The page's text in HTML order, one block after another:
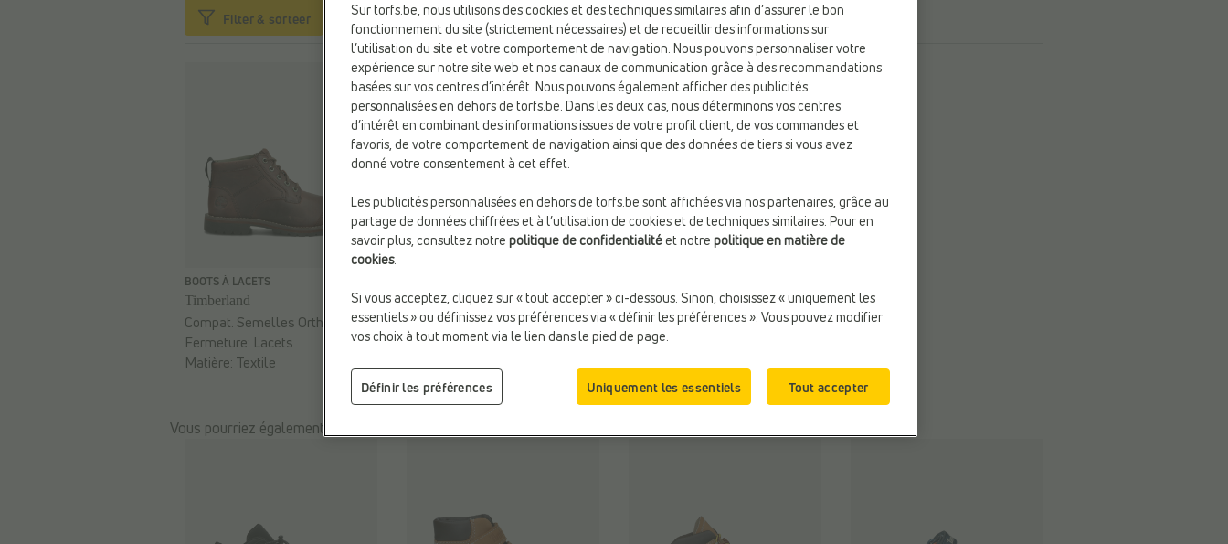
Filter & sorteer
BOOTS À LACETS
Timberland
Compat. Semelles Ortho.:
Oui
Fermeture: Lacets
Matière: Textile
Vous pourriez également être intéressé par
Sur torfs.be, nous utilisons des cookies et des techniques similaires afin d’assurer le bon
fonctionnement du site (strictement nécessaires) et de recueillir des informations sur
l’utilisation du site et votre comportement de navigation. Nous pouvons personnaliser votre
expérience sur notre site web et nos canaux de communication grâce à des recommandations
basées sur vos centres d’intérêt. Nous pouvons également afficher des publicités
personnalisées en dehors de torfs.be. Dans les deux cas, nous déterminons vos centres
d’intérêt en combinant des informations issues de votre profil client, de vos commandes et
favoris, de votre comportement de navigation ainsi que des données de tiers si vous avez
donné votre consentement à cet effet.
Les publicités personnalisées en dehors de torfs.be sont affichées via nos partenaires, grâce au
partage de données chiffrées et à l’utilisation de cookies et de techniques similaires. Pour en
savoir plus, consultez notre politique de confidentialitéet notre politique en matière de
cookies.
Si vous acceptez, cliquez sur « tout accepter » ci-dessous. Sinon, choisissez « uniquement les
essentiels » ou définissez vos préférences via « définir les préférences ». Vous pouvez modifier
vos choix à tout moment via le lien dans le pied de page.
Définir les préférences Uniquement les essentiels Tout accepter